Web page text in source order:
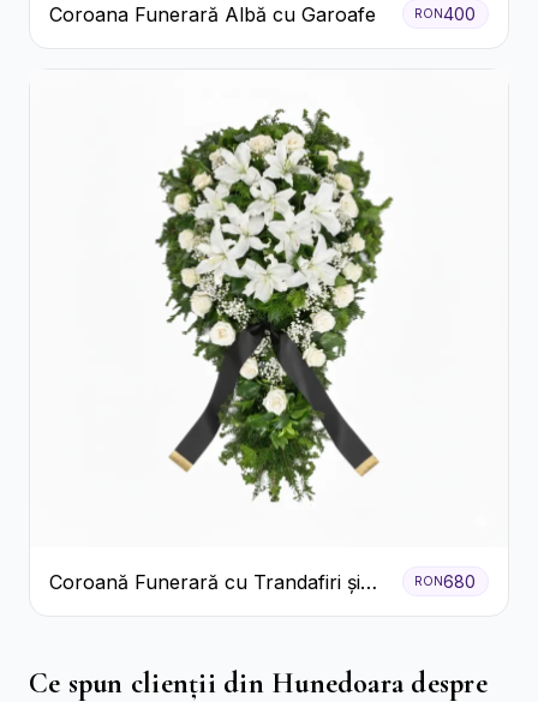
Coroana Funerară Albă cu Garoafe RON400
Coroană Funerară cu Trandafiri și
Crini
RON680
Ce spun clienții din Hunedoara despre